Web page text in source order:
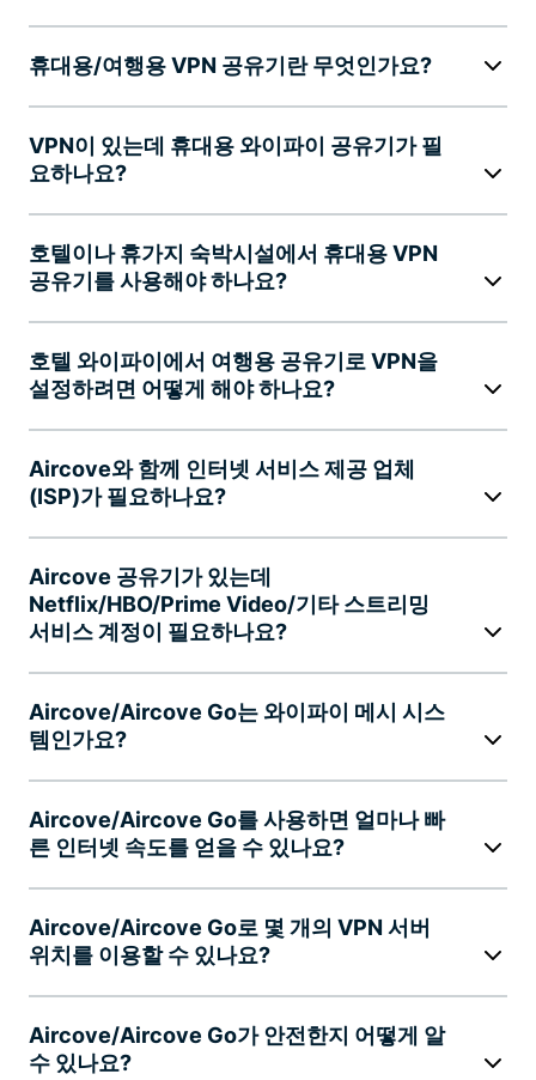
휴대용/여행용 VPN 공유기란 무엇인가요?
VPN이 있는데 휴대용 와이파이 공유기가 필
요하나요?
호텔이나 휴가지 숙박시설에서 휴대용 VPN
공유기를 사용해야 하나요?
호텔 와이파이에서 여행용 공유기로 VPN을
설정하려면 어떻게 해야 하나요?
Aircove와 함께 인터넷 서비스 제공 업체
(ISP)가 필요하나요?
Aircove 공유기가 있는데
Netflix/HBO/Prime Video/기타 스트리밍
서비스 계정이 필요하나요?
Aircove/Aircove Go는 와이파이 메시 시스
템인가요?
Aircove/Aircove Go를 사용하면 얼마나 빠
른 인터넷 속도를 얻을 수 있나요?
Aircove/Aircove Go로 몇 개의 VPN 서버
위치를 이용할 수 있나요?
Aircove/Aircove Go가 안전한지 어떻게 알
수 있나요?